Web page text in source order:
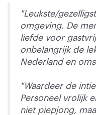
"Leukste/
omgeving. De
liefde voor
onbelangrijk de
Nederland en
"Waardeer de
Personeel vrolijk
niet piepjong,